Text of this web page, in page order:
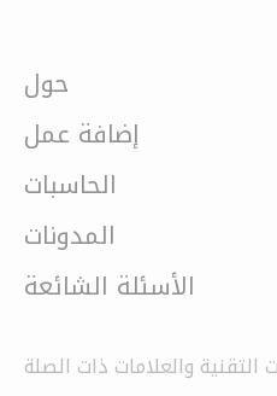
حول
إضافة عمل
الحاسبات
المدونات
الأسئلة الشائعة
التقنية والعلامات ذات الصلة